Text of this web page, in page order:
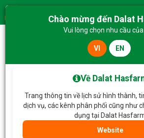
Menu
Hoa Chậu thiết kế
Chào mừng đến Dalat
Vui lòng chọn nhu cầu
VI EN
Về Dalat
Trang thông tin về lịch sử hình thành,
dịch vụ, các kênh phân phối cũng như
dụng tại Dalat
Website